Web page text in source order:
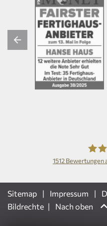
1512Bewertungen
Sitemap Impressum
Bildrechte
Nach oben